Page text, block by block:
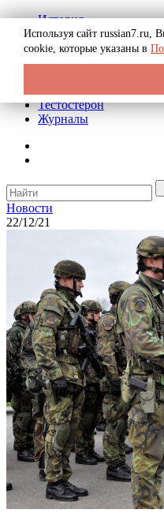
История
Биография
Криминал
Реклама на сайте
Тестостерон
Журналы
Новости
22/12/21
Используя сайт russian7.ru,
cookie, которые указаны в